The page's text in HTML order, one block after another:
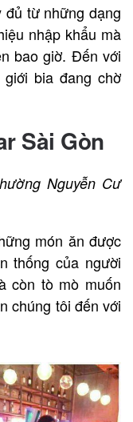
đủ từ những dạng
nhập khẩu mà
bao giờ. Đến với
giới bia đang chờ
Sài Gòn
Nguyễn Cư
món ăn được
thống của người
còn tò mò muốn
chúng tôi đến với